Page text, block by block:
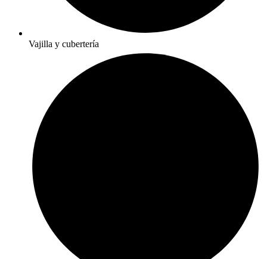
Vajilla y cubertería